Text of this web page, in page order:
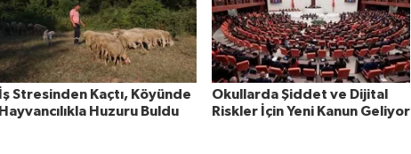
İş Stresinden Kaçtı, Köyünde
Hayvancılıkla Huzuru Buldu
Okullarda Şiddet ve Dijital
Riskler İçin Yeni Kanun Geliyor